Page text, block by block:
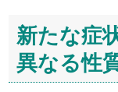
新たな症
異なる性